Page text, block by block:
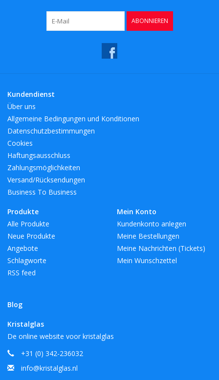
ABONNIEREN
Kundendienst
Über uns
Allgemeine Bedingungen und Konditionen
Datenschutzbestimmungen
Cookies
Haftungsausschluss
Zahlungsmöglichkeiten
Versand/Rücksendungen
Business To Business
Produkte
Alle Produkte
Neue Produkte
Angebote
Schlagworte
RSS feed
Blog
Mein Konto
Kundenkonto anlegen
Meine Bestellungen
Meine Nachrichten (Tickets)
Mein Wunschzettel
Kristalglas
De online website voor kristalglas
+31 (0) 342-236032
info@kristalglas.nl